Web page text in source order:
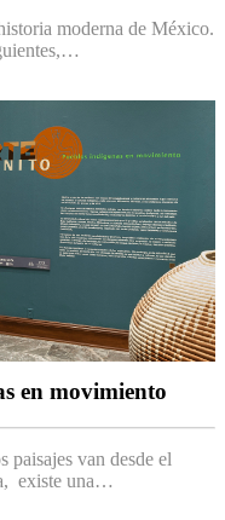
moderna de México.
en movimiento
paisajes van desde el
existe una…